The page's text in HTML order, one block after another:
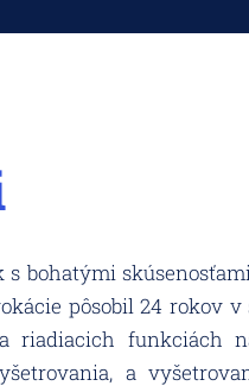
bohatými
pôsobil 24 rokov
a riadiacich funkciách
a